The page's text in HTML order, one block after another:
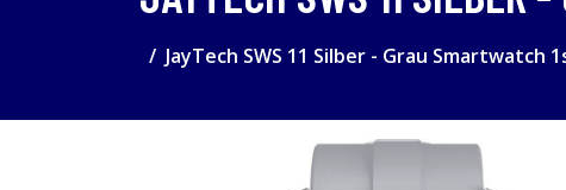
JayTech SWS 11 Silber - Grau Smartwatch